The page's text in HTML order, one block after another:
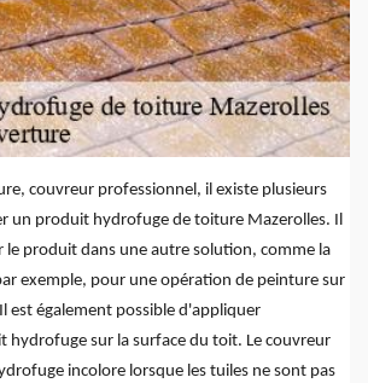
couvreur professionnel, il existe plusieurs
un produit hydrofuge de toiture Mazerolles. Il
le produit dans une autre solution, comme la
exemple, pour une opération de peinture sur
est également possible d'appliquer
hydrofuge sur la surface du toit. Le couvreur
incolore lorsque les tuiles ne sont pas